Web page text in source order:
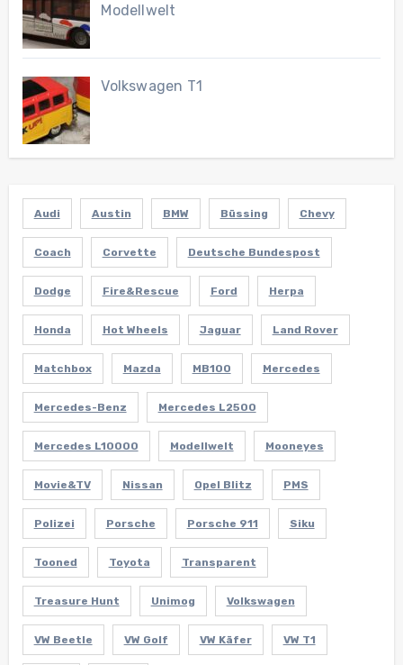
Modellwelt
Volkswagen T1
Audi Austin BMW Büssing Chevy
Coach Corvette Deutsche Bundespost
Dodge Fire&Rescue Ford Herpa
Honda Hot Wheels Jaguar Land Rover
Matchbox Mazda MB100 Mercedes
Mercedes-Benz Mercedes L2500
Mercedes L10000 Modellwelt Mooneyes
Movie&TV Nissan Opel Blitz PMS
Polizei Porsche Porsche 911 Siku
Tooned Toyota Transparent
Treasure Hunt Unimog Volkswagen
VW Beetle VW Golf VW Käfer VW T1